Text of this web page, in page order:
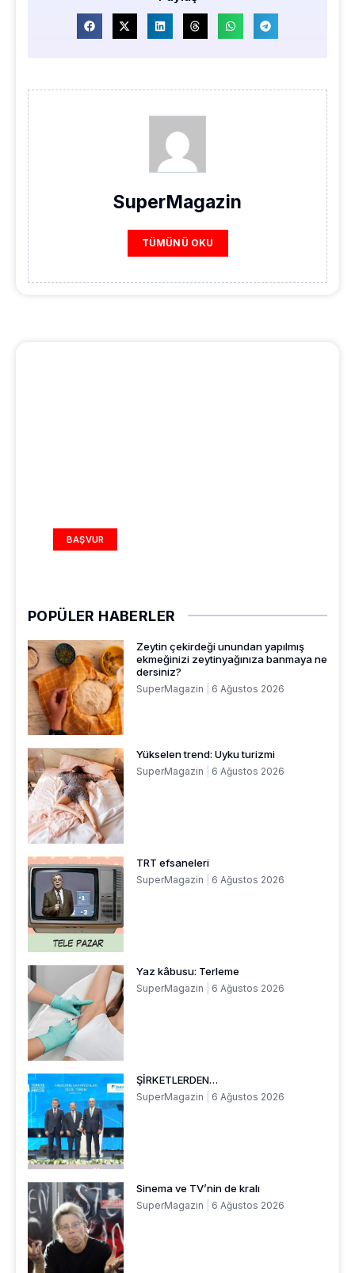
SuperMagazin
TÜMÜNÜ OKU
BAŞVUR
POPÜLER HABERLER
Zeytin çekirdeği unundan yapılmış
ekmeğinizi zeytinyağınıza banmaya ne
dersiniz?
SuperMagazin 6 Ağustos 2026
Yükselen trend: Uyku turizmi
SuperMagazin 6 Ağustos 2026
TRT efsaneleri
SuperMagazin 6 Ağustos 2026
Yaz kâbusu: Terleme
SuperMagazin 6 Ağustos 2026
ŞİRKETLERDEN…
SuperMagazin 6 Ağustos 2026
Sinema ve TV’nin de kralı
SuperMagazin 6 Ağustos 2026